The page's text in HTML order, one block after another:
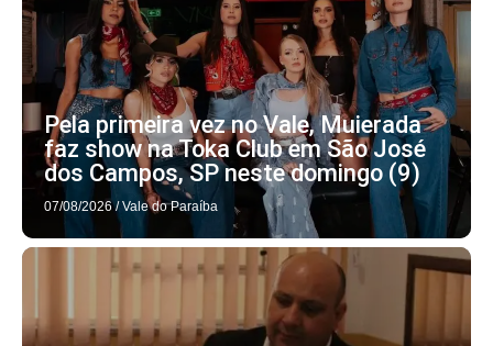
Pela primeira vez no Vale, Muierada
faz show na Toka Club em São José
dos Campos, SP neste domingo (9)
07/08/2026 / Vale do Paraíba